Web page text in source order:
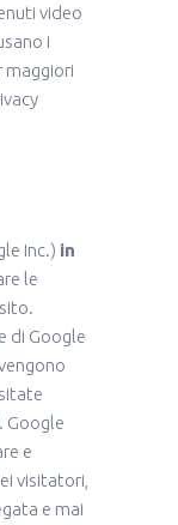
video
i
maggiori
Inc.) in
le
di Google
Google
e
visitatori,
e mai